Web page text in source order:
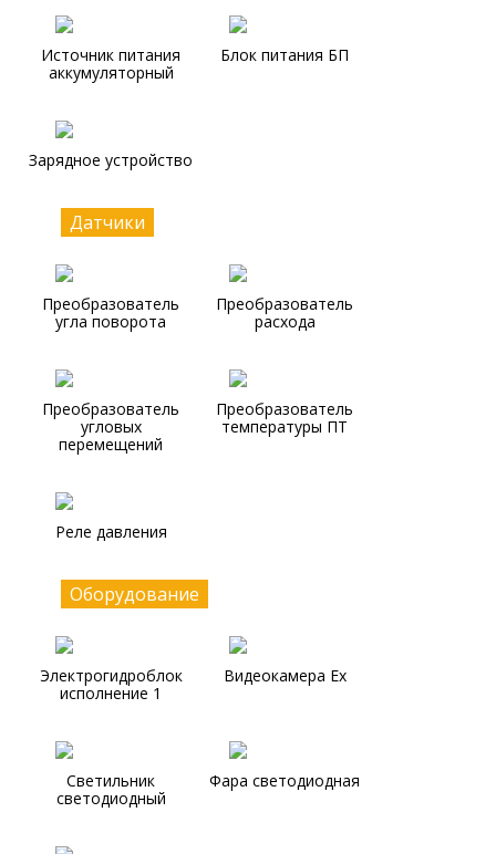
Источник питания
аккумуляторный
Блок питания БП
Зарядное устройство
Датчики
Преобразователь
угла поворота
Преобразователь
расхода
Преобразователь
угловых
перемещений
Преобразователь
температуры ПТ
Реле давления
Оборудование
Электрогидроблок
исполнение 1
Видеокамера Ex
Светильник
светодиодный
Фара светодиодная